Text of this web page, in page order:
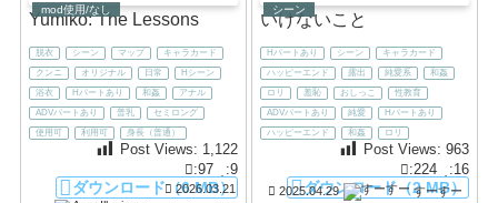
mod使用/なし
Yumiko: The Lessons
脱衣 シーン マップ
キャラカード
クンニ
オリジナル 日常
Hシーン
浴衣
Hパートあり 和姦
アナル
ADVパートあり
普乳
セミロング
使用可
利用可 身長（普通）
Post Views: 1,122
:97
:9
2026.03.21
ダウンロード（6 MB）
シーン
いけないこと
Hパートあり シーン
キャラカード
ハッピーエンド
露出 純愛系
和姦
ロリ
羞恥 おしっこ
性教育
ADVパートあり
純愛
Hパートあり
ハッピーエンド
和姦 ロリ
Post Views: 963
:224
:16
2025.04.29
すーすー
ダウンロード（2 MB）